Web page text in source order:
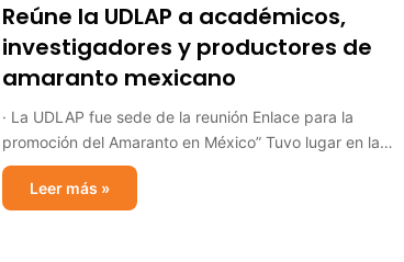
Reúne la UDLAP a académicos,
investigadores y productores de
amaranto mexicano
· La UDLAP fue sede de la reunión Enlace para la
promoción del Amaranto en México” Tuvo lugar en la…
Leer más »